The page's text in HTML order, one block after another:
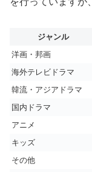
ジャンル
洋画・邦画
海外テレビドラマ
韓流・アジアドラマ
国内ドラマ
アニメ
キッズ
その他